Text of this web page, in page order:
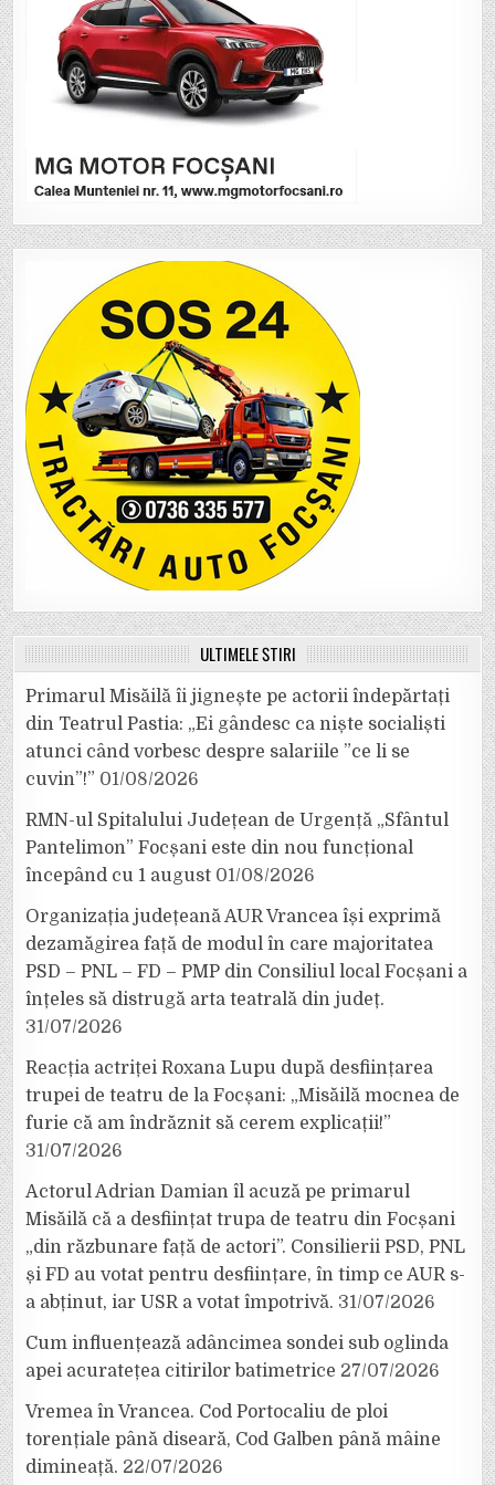
ULTIMELE ȘTIRI
Primarul Misăilă îi jignește pe actorii îndepărtați
din Teatrul Pastia: „Ei gândesc ca niște socialiști
atunci când vorbesc despre salariile ”ce li se
cuvin”!” 01/08/2026
RMN-ul Spitalului Județean de Urgență „Sfântul
Pantelimon” Focșani este din nou funcțional
începând cu 1 august 01/08/2026
Organizația județeană AUR Vrancea își exprimă
dezamăgirea față de modul în care majoritatea
PSD – PNL – FD – PMP din Consiliul local Focșani a
înțeles să distrugă arta teatrală din județ.
31/07/2026
Reacția actriței Roxana Lupu după desființarea
trupei de teatru de la Focșani: „Misăilă mocnea de
furie că am îndrăznit să cerem explicații!”
31/07/2026
Actorul Adrian Damian îl acuză pe primarul
Misăilă că a desființat trupa de teatru din Focșani
„din răzbunare față de actori”. Consilierii PSD, PNL
și FD au votat pentru desființare, în timp ce AUR s-
a abținut, iar USR a votat împotrivă. 31/07/2026
Cum influențează adâncimea sondei sub oglinda
apei acuratețea citirilor batimetrice 27/07/2026
Vremea în Vrancea. Cod Portocaliu de ploi
torențiale până diseară, Cod Galben până mâine
dimineață. 22/07/2026